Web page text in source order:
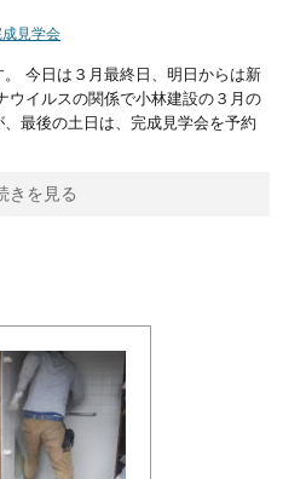
見学会
今日は３月最終日、明日からは新
ウイルスの関係で小林建設の３月の
最後の土日は、完成見学会を予約
きを見る